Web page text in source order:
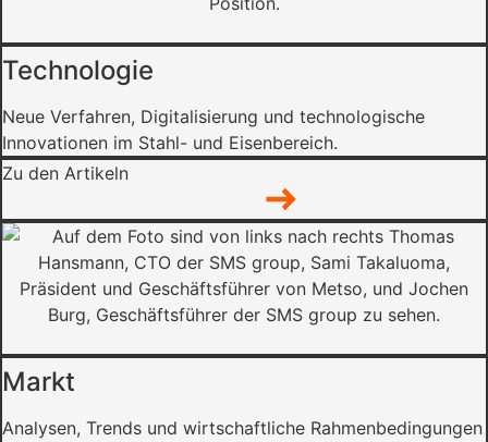
Technologie
Neue Verfahren, Digitalisierung und technologische
Innovationen im Stahl- und Eisenbereich.
Zu den Artikeln
Markt
Analysen, Trends und wirtschaftliche Rahmenbedingungen